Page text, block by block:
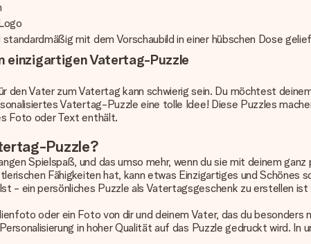
mit dem Vorschaubild in einer hübschen Dose
einzigartigen Vatertag-Puzzle
den Vater zum Vatertag kann schwierig sein. Du möchtest
Vatertag-Puzzle eine tolle Idee! Diese Puzzles
Foto oder Text enthält.
Puzzle?
Spielspaß, und das umso mehr, wenn du sie mit deinem
Fähigkeiten hat, kann etwas Einzigartiges und
- ein persönliches Puzzle als Vatertagsgeschenk zu erstellen ist
oder ein Foto von dir und deinem Vater, das du
in hoher Qualität auf das Puzzle gedruckt wird.